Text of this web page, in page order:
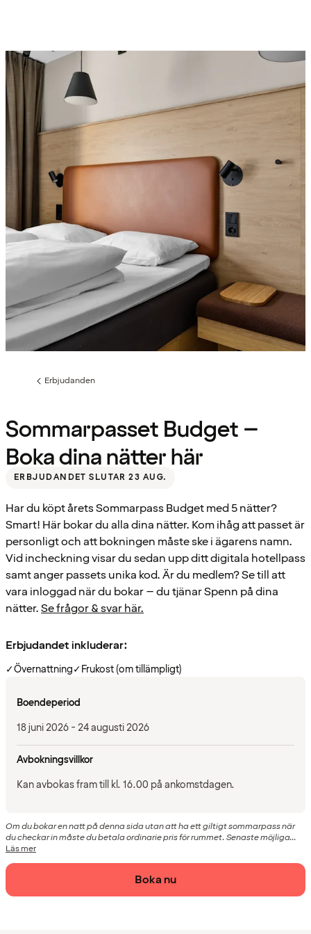
Föregående
Erbjudanden
Sommarpasset Budget –
Boka dina nätter här
ERBJUDANDET SLUTAR 23 AUG.
Har du köpt årets Sommarpass Budget med 5 nätter?
Smart! Här bokar du alla dina nätter. Kom ihåg att passet är
personligt och att bokningen måste ske i ägarens namn.
Vid incheckning visar du sedan upp ditt digitala hotellpass
samt anger passets unika kod. Är du medlem? Se till att
vara inloggad när du bokar – du tjänar Spenn på dina
nätter.Se frågor & svar här.
Erbjudandet inkluderar:
✓Övernattning✓Frukost (om tillämpligt)
Boendeperiod
18 juni 2026 - 24 augusti 2026
Avbokningsvillkor
Kan avbokas fram till kl. 16.00 på ankomstdagen.
Om du bokar en natt på denna sida utan att ha ett giltigt sommarpass när
du checkar in måste du betala ordinarie pris för rummet. Senaste möjliga...
Läs mer
Boka nu